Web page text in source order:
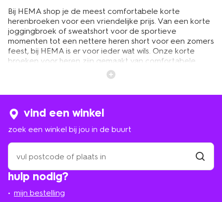
Bij HEMA shop je de meest comfortabele korte
herenbroeken voor een vriendelijke prijs. Van een korte
joggingbroek of sweatshort voor de sportieve
momenten tot een nettere heren short voor een zomers
feest, bij HEMA is er voor ieder wat wils. Onze korte
broeken voor heren zijn gemaakt van comfortabele
materialen, waardoor ze niet alleen heerlijk dragen, maar
ook nog eens extra lang meegaan. Zelfs na vele keren
heren shorts van de beste kwaliteit
Mannen vinden het vaak vooral belangrijk dat een korte
broek comfortabel draagt, maar het oog wil natuurlijk
ook wat. HEMA biedt het beste van beide werelden.
Neem bijvoorbeeld onze jogdenim. Dit is een korte
broek voor heren dat draagt als een joggingbroek en
hulp nodig?
mijn bestelling
vind een winkel
zoek een winkel bij jou in de buurt
zoek
een
winkel
bij
in